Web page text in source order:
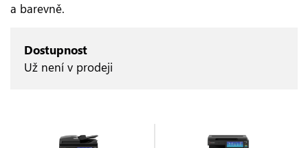
a barevně.
Dostupnost
Už není v prodeji